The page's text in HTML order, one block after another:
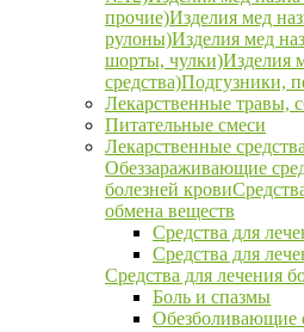
прочие)Изделия мед
рулоны)Изделия мед
шорты, чулки)Изделия
средства)Подгузники,
Лекарственные травы,
Питательные смеси
Лекарственные средства
Обеззараживающие
болезней крови
обмена веществ
Средства для
Средства для
Средства для лечения
Боль и спазмы
Обезболивающие